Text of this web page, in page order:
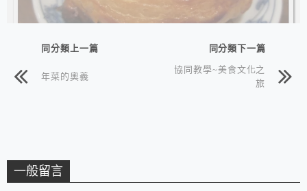
同分類上一篇
年菜的奧義
同分類下一篇
協同教學~美食文化之
旅
一般留言